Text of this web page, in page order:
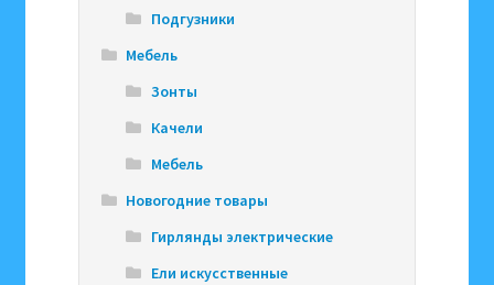
Подгузники
Мебель
Зонты
Качели
Мебель
Новогодние товары
Гирлянды электрические
Ели искусственные